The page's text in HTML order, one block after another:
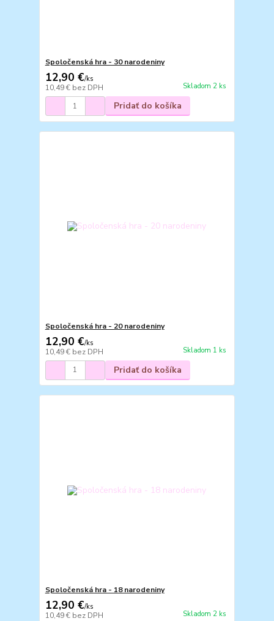
Spoločenská hra - 30 narodeniny
12,90 €/ks
10,49 € bez DPH Skladom 2 ks
Pridať do košíka
Spoločenská hra - 20 narodeniny
12,90 €/ks
10,49 € bez DPH Skladom 1 ks
Pridať do košíka
Spoločenská hra - 18 narodeniny
12,90 €/ks
10,49 € bez DPH Skladom 2 ks